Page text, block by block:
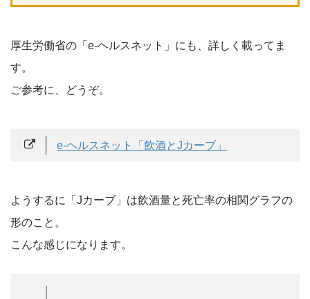
厚生労働省の「e-ヘルスネット」にも、詳しく載ってま
す。
ご参考に、どうぞ。
e-ヘルスネット「飲酒とJカーブ」
ようするに「Jカーブ」は飲酒量と死亡率の相関グラフの
形のこと。
こんな感じになります。